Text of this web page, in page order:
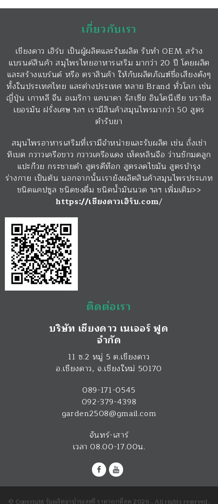
เกี่ยวกับเรา
เชียงดาว เฮิร์บ เป็นผู้ผลิตและรับผลิต รับทำ OEM สร้าง
แบรนด์สินค้า สมุไพรไทยอาหารเสริม มากว่า 20 ปี โดยผลิต
และสร้างแบร์นด์ หรือ ตราสินค้า ให้กับผลิตภัณฑ์ชื่อเสียงดังๆ
ทั้งในประเทศไทย และต่างประเทศ หลาย Brand ทั่วโลก เช่น
ญี่ปุ่น เกาหลี จีน อเมริกา แคนาดา รัสเซีย อินโดนีเซีย บราซิล
เยอรมัน ฝรั่งเศษ ฯลฯ เรามีสินค้าสมุนไพรมากว่า 50 สูตร
ตำรับยา
สมุนไพรอาหารเสริมที่เรามีจำหน่ายและรับผลิต เช่น ถั่งเช่า
ทิเบต กวาวเครือขาว กวาวเครือแดง เห็ดหลินจือ ว่านชักมดลูก
แปะก๊วย กระชายดำ สูตรดีท๊อก สูตรลดไขมัน สูตรบำรุง
ร่างกาย เป็นต้น นอกจากนั้นเรายังผลิตสินค้าสมุนไพรประเภท
ชนิดแคปซูล ชนิดชงดื่ม ชนิดน้ำมันนวด ฯลฯ เพิ่มเติม>>
https://เชียงดาวเฮิร์บ.com/
ติดต่อเรา
บริษัท เชียงดาว เนเจอร์ ฟูด
จำกัด
11 ซ.2 หมู่ 5 ต.เชียงดาว
อ.เชียงดาว, จ.เชียงใหม่ 50170
089-171-0545
092-379-4398
garden2508@gmail.com
จันทร์-เสาร์
เวลา 08.00-17.00น.
© Copyright รับผลิตยาบำรุงสตรี ราคาถูกที่สุด 2026 . All rights reserved.